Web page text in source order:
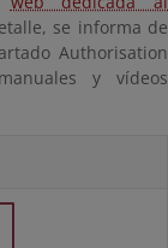
se informa de
Authorisation
y vídeos